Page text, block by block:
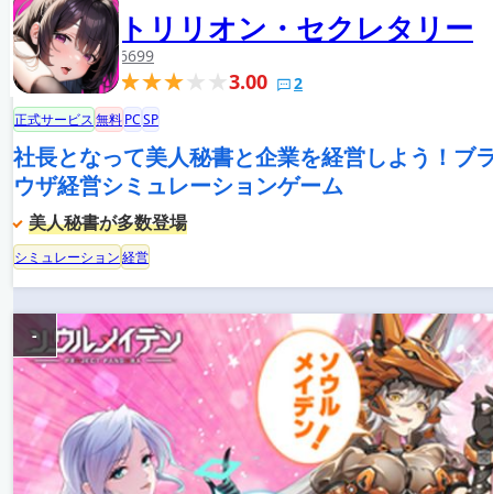
トリリオン・セクレタリー
6699
3.00 2
正式サービス無料PCSP
社長となって美人秘書と企業を経営しよう！ブ
ウザ経営シミュレーションゲーム
美人秘書が多数登場
シミュレーション経営
-